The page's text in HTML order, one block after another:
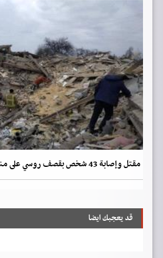
مقتل وإصابة 43 شخص بقصف روسي على مناطق في أوكرانيا.
قد يعجبك ايضا